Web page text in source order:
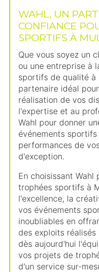
WAHL, UN
CONFIANCE
SPORTIFS À
Que vous soyez un
ou une entreprise à
sportifs de qualité à
partenaire idéal
réalisation de vos
l'expertise et au
Wahl pour donner
événements
performances de
d'exception.
En choisissant
trophées sportifs à
l'excellence, la
vos événements
inoubliables en
des exploits
dès aujourd'hui
vos projets de
d'un service sur-